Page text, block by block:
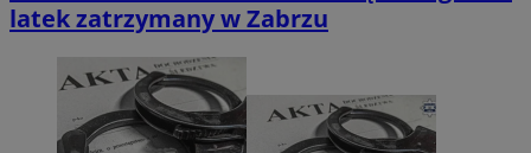
latek zatrzymany w Zabrzu